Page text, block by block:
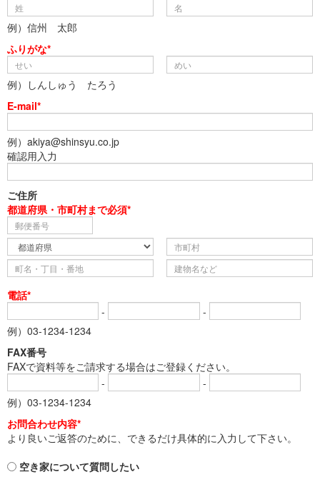
例）信州 太郎
ふりがな*
例）しんしゅう たろう
E-mail*
例）akiya@shinsyu.co.jp
確認用入力
ご住所
都道府県・市町村まで必須*
電話*
-
-
例）03-1234-1234
FAX番号
FAXで資料等をご請求する場合はご登録ください。
-
-
例）03-1234-1234
お問合わせ内容*
より良いご返答のために、できるだけ具体的に入力して下さい。
空き家について質問したい